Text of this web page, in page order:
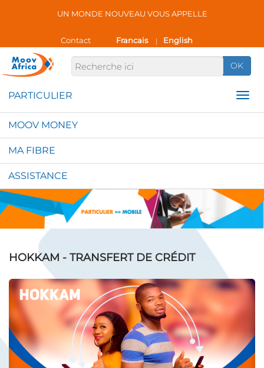
UN MONDE NOUVEAU VOUS APPELLE
Contact Francais | English
OK
MOOV MONEY
MA FIBRE
ASSISTANCE
HOKKAM - TRANSFERT DE CRÉDIT